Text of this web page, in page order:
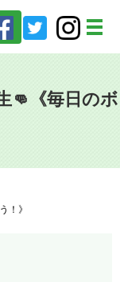
メ
👊《毎日のボ
！》